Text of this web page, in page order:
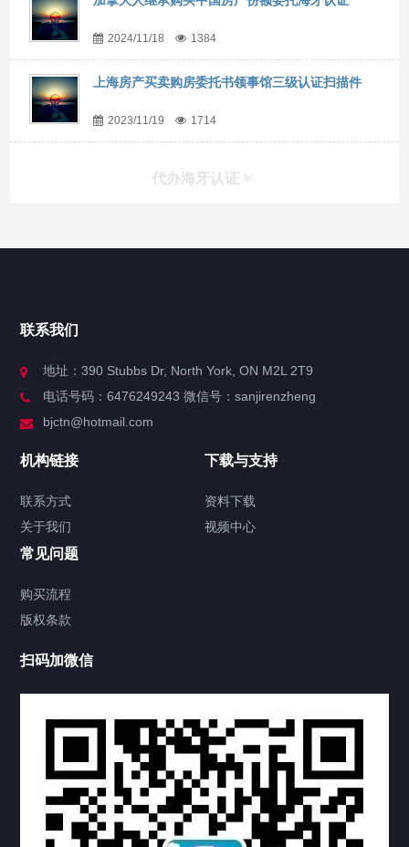
2024/11/18 1384
上海房产买卖购房委托书领事馆三级认证扫描件
2023/11/19 1714
代办海牙认证
服务分类
签署类文件海牙认证程序费用
视频中心
热门标签 TAG
机构链接
联系方式 关于我们
联系我们
地址：390 Stubbs Dr, North York, ON M2L 2T9
电话号码：6476249243 微信号：sanjirenzheng
bjctn@hotmail.com
机构链接
联系方式
关于我们
下载与支持
资料下载
视频中心
常见问题
购买流程
版权条款
扫码加微信